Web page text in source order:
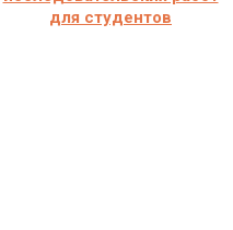
для студентов